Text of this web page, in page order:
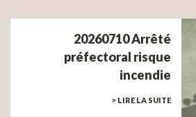
20260710 Arrêté
préfectoral risque
incendie
> LIRE LA SUITE